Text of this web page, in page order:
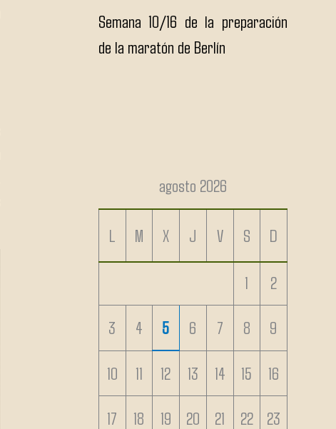
Semana 10/16 de la preparación
de la maratón de Berlín
agosto 2026
L M X J V S D
1 2
3 4 5 6 7 8 9
10 11 12 13 14 15 16
17 18 19 20 21 22 23